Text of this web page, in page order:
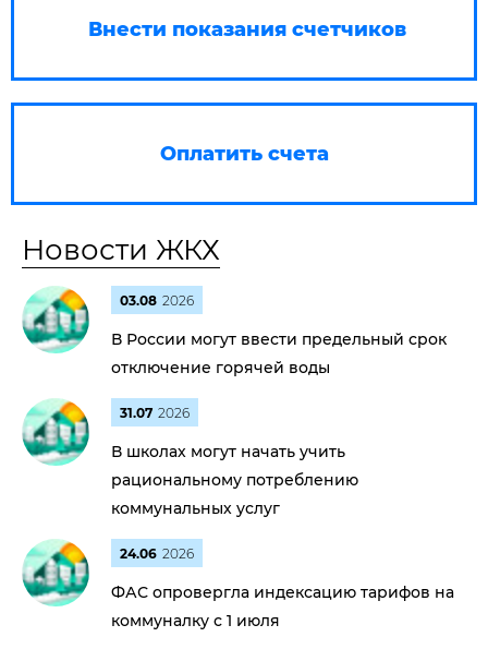
Внести показания счетчиков
Оплатить счета
Новости ЖКХ
03.08 2026
В России могут ввести предельный срок
отключение горячей воды
31.07 2026
В школах могут начать учить
рациональному потреблению
коммунальных услуг
24.06 2026
ФАС опровергла индексацию тарифов на
коммуналку с 1 июля